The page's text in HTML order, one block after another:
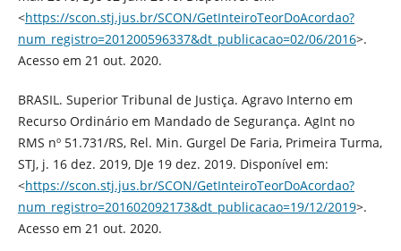
<https://scon.stj.jus.br/SCON/GetInteiroTeorDoAcordao?
num_registro=201200596337&dt_publicacao=02/06/2016>.
Acesso em 21 out. 2020.
BRASIL. Superior Tribunal de Justiça. Agravo Interno em
Recurso Ordinário em Mandado de Segurança. AgInt no
RMS nº 51.731/RS, Rel. Min. Gurgel De Faria, Primeira Turma,
STJ, j. 16 dez. 2019, DJe 19 dez. 2019. Disponível em:
<https://scon.stj.jus.br/SCON/GetInteiroTeorDoAcordao?
num_registro=201602092173&dt_publicacao=19/12/2019>.
Acesso em 21 out. 2020.